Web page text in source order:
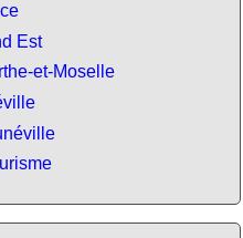
Est
et-Moselle